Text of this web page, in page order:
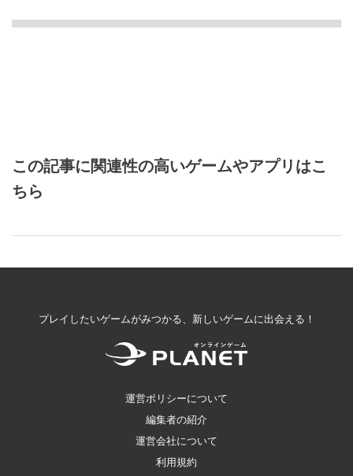
この記事に関連性の高いゲームやアプリはこ
ちら
プレイしたいゲームがみつかる、新しいゲームに出会える！
運営ポリシーについて
編集者の紹介
運営会社について
利用規約